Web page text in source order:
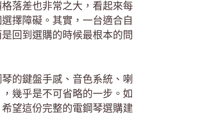
落差也非常之大，看起來每
擇障礙。其實，一台適合自
回到選購的時候最根本的問
的鍵盤手感、音色系統、喇
，幾乎是不可省略的一步。如
望這份完整的電鋼琴選購建